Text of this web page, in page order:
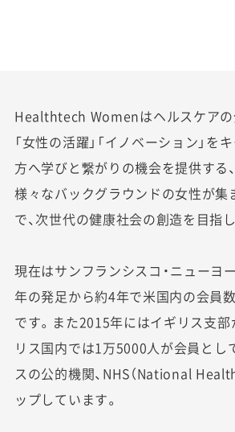
Healthtech Womenはヘルスケアの
「女性の活躍」「イノベーション」
方へ学びと繋がりの機会を提供する
様々なバックグラウンドの女性が集
で、次世代の健康社会の創造を目指
現在はサンフランシスコ・ニューヨ
年の発足から約4年で米国内の会員
です。また2015年にはイギリス支
リス国内では1万5000人が会員とし
スの公的機関、NHS（National
ップしています。